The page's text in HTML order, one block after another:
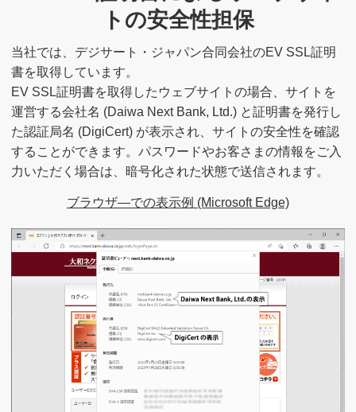
トの安全性担保
当社では、デジサート・ジャパン合同会社のEV SSL証明
書を取得しています。
EV SSL証明書を取得したウェブサイトの場合、サイトを
運営する会社名 (Daiwa Next Bank, Ltd.) と証明書を発行し
た認証局名 (DigiCert) が表示され、サイトの安全性を確認
することができます。パスワードやお客さまの情報をご入
力いただく場合は、暗号化された状態で送信されます。
ブラウザ―での表示例 (Microsoft Edge)